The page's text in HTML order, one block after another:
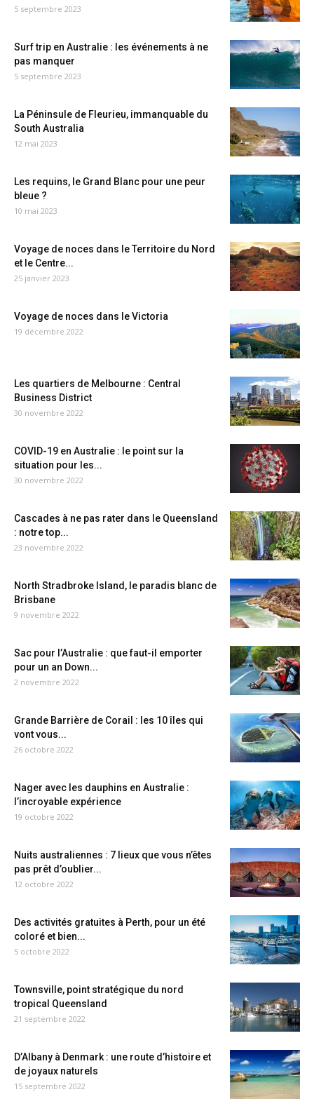
5 septembre 2023
Surf trip en Australie : les événements à ne
pas manquer
5 septembre 2023
La Péninsule de Fleurieu, immanquable du
South Australia
12 mai 2023
Les requins, le Grand Blanc pour une peur
bleue ?
10 mai 2023
Voyage de noces dans le Territoire du Nord
et le Centre...
25 janvier 2023
Voyage de noces dans le Victoria
19 décembre 2022
Les quartiers de Melbourne : Central
Business District
30 novembre 2022
COVID-19 en Australie : le point sur la
situation pour les...
30 novembre 2022
Cascades à ne pas rater dans le Queensland
: notre top...
23 novembre 2022
North Stradbroke Island, le paradis blanc de
Brisbane
9 novembre 2022
Sac pour l’Australie : que faut-il emporter
pour un an Down...
2 novembre 2022
Grande Barrière de Corail : les 10 îles qui
vont vous...
26 octobre 2022
Nager avec les dauphins en Australie :
l’incroyable expérience
19 octobre 2022
Nuits australiennes : 7 lieux que vous n’êtes
pas prêt d’oublier...
12 octobre 2022
Des activités gratuites à Perth, pour un été
coloré et bien...
5 octobre 2022
Townsville, point stratégique du nord
tropical Queensland
21 septembre 2022
D’Albany à Denmark : une route d’histoire et
de joyaux naturels
15 septembre 2022